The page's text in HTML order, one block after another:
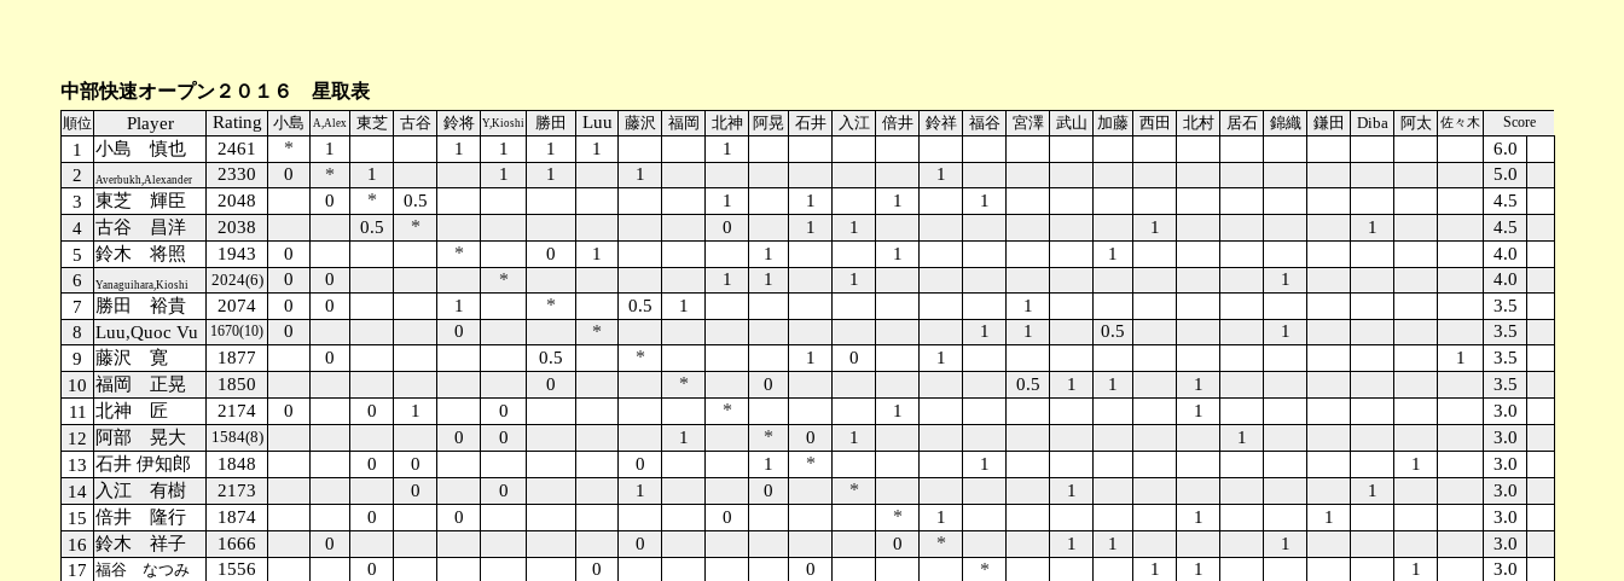
中部快速オープン２０１６ 星取表
順位 Player Rating 小島 A,Alex 東芝 古谷 鈴将 Y,Kioshi 勝田 Luu 藤沢 福岡 北神 阿晃 石井 入江 倍井 鈴祥 福谷 宮澤 武山 加藤 西田 北村 居石 錦織 鎌田 Diba 阿太 佐々木 Score
1 小島 慎也 2461 * 1 1 1 1 1 1
6.0
2
Averbukh,Alexander 2330 0 * 1 1 1 1 1
5.0
3
東芝 輝臣 2048 0 * 0.5 1 1 1 1
4.5
4
古谷 昌洋 2038 0.5 * 0 1 1 1 1
4.5
5
鈴木 将照 1943 0 * 0 1 1 1 1
4.0
6
Yanaguihara,Kioshi 2024(6) 0 0 * 1 1 1 1
4.0
7
勝田 裕貴 2074 0 0 1 * 0.5 1 1
3.5
8
Luu,Quoc Vu 1670(10) 0 0 * 1 1 0.5 1
3.5
9
藤沢 寛 1877 0 0.5 * 1 0 1 1
3.5
10 福岡 正晃 1850 0 * 0 0.5 1 1 1
3.5
11
北神 匠 2174 0 0 1 0 * 1 1
3.0
12
阿部 晃大 1584(8) 0 0 1 * 0 1 1
3.0
13 石井 伊知郎 1848 0 0 0 1 * 1 1
3.0
14
入江 有樹 2173 0 0 1 0 * 1 1
3.0
15 倍井 隆行 1874 0 0 0 * 1 1 1
3.0
16 鈴木 祥子 1666 0 0 0 * 1 1 1
3.0
17 福谷 なつみ 1556 0 0 0 * 1 1 1
3.0